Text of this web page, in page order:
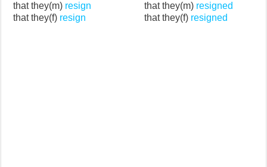
that they(m) resign
that they(f) resign
that they(m) resigned
that they(f) resigned